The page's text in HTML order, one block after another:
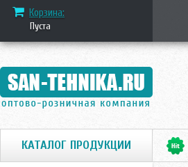
Корзина:
Пуста
КАТАЛОГ ПРОДУКЦИИ